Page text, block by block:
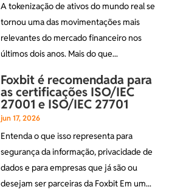
A tokenização de ativos do mundo real se
tornou uma das movimentações mais
relevantes do mercado financeiro nos
últimos dois anos. Mais do que...
Foxbit é recomendada para
as certificações ISO/IEC
27001 e ISO/IEC 27701
jun 17, 2026
Entenda o que isso representa para
segurança da informação, privacidade de
dados e para empresas que já são ou
desejam ser parceiras da Foxbit Em um...